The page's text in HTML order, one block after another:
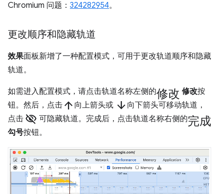
Chromium 问题： 324282954。
更改顺序和隐藏轨道
效果面板新增了一种配置模式，可用于更改轨道顺序和隐藏
轨道。
如需进入配置模式，请点击轨道名称左侧的修改 修改按
钮。然后，点击 arrow_upward 向上箭头或 arrow_downward 向下箭头可移动轨道，
点击 visibility_off 可隐藏轨道。完成后，点击轨道名称右侧的完成
勾号按钮。